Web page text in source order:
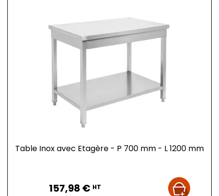
Table Inox avec Etagère - P 700 mm - L 1200 mm
157,98 € HT